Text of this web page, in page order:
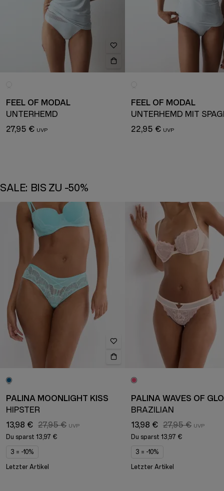
FEEL OF MODAL
UNTERHEMD
27,95 €
FEEL OF MODAL
22,95 €
SALE: BIS ZU -50%
PALINA MOONLIGHT KISS
HIPSTER
13,98 € 27,95 €
Du sparst 13,97 €
3 = -10%
Letzter Artikel
PALINA WAVES OF
BRAZILIAN
13,98 € 27,95 €
Du sparst 13,97 €
3 = -10%
Letzter Artikel